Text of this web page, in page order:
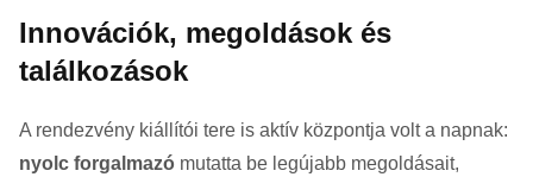
Innovációk, megoldások és
találkozások
A rendezvény kiállítói tere is aktív központja volt a napnak:
nyolc forgalmazó mutatta be legújabb megoldásait,